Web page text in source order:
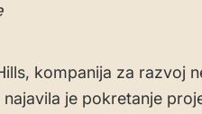
kompanija za razvoj
najavila je pokretanje